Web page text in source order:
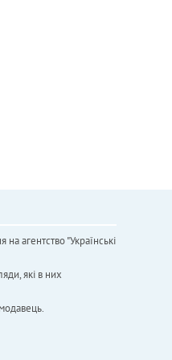
агентство "Українськi
які в них